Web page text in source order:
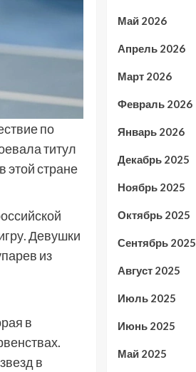
по
титул
этой стране
Девушки
из
в
в
Май 2026
Апрель 2026
Март 2026
Февраль 2026
Январь 2026
Декабрь 2025
Ноябрь 2025
Октябрь 2025
Сентябрь 2025
Август 2025
Июль 2025
Июнь 2025
Май 2025